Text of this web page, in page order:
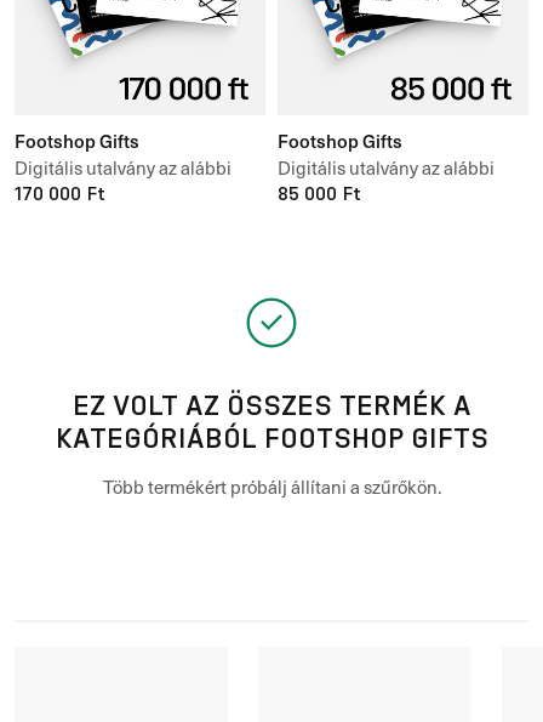
Footshop Gifts
Digitális utalvány az alábbi
értékben 170 000 ft
170 000 Ft
Footshop Gifts
Digitális utalvány az alábbi
értékben 85 000 ft
85 000 Ft
EZ VOLT AZ ÖSSZES TERMÉK A
KATEGÓRIÁBÓL FOOTSHOP GIFTS
Több termékért próbálj állítani a szűrőkön.